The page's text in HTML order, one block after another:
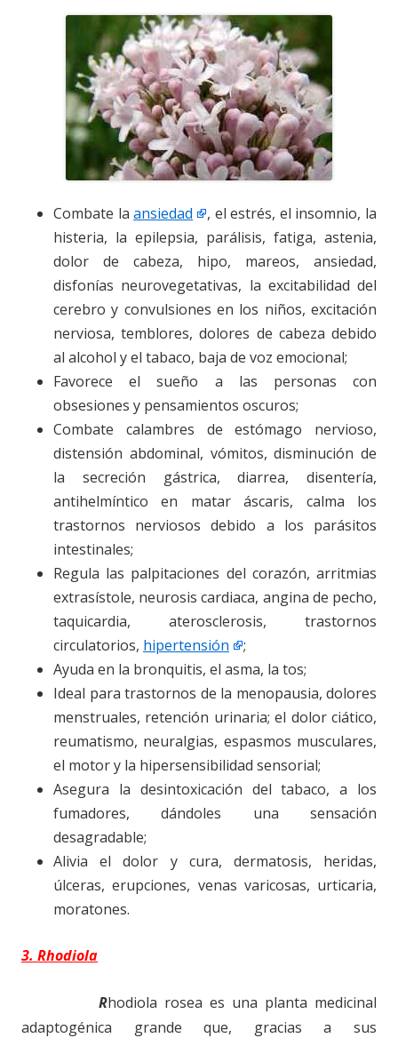
Combate laansiedad
, el estrés, el insomnio, la
histeria, la epilepsia, parálisis, fatiga, astenia,
dolor de cabeza, hipo, mareos, ansiedad,
disfonías neurovegetativas, la excitabilidad del
cerebro y convulsiones en los niños, excitación
nerviosa, temblores, dolores de cabeza debido
al alcohol y el tabaco, baja de voz emocional;
Favorece el sueño a las personas con
obsesiones y pensamientos oscuros;
Combate calambres de estómago nervioso,
distensión abdominal, vómitos, disminución de
la secreción gástrica, diarrea, disentería,
antihelmíntico en matar áscaris, calma los
trastornos nerviosos debido a los parásitos
intestinales;
Regula las palpitaciones del corazón, arritmias
extrasístole, neurosis cardiaca, angina de pecho,
taquicardia, aterosclerosis, trastornos
circulatorios, hipertensión
;
Ayuda en la bronquitis, el asma, la tos;
Ideal para trastornos de la menopausia, dolores
menstruales, retención urinaria; el dolor ciático,
reumatismo, neuralgias, espasmos musculares,
el motor y la hipersensibilidad sensorial;
Asegura la desintoxicación del tabaco, a los
fumadores, dándoles una sensación
desagradable;
Alivia el dolor y cura, dermatosis, heridas,
úlceras, erupciones, venas varicosas, urticaria,
moratones.
3. Rhodiola
Rhodiola rosea es una planta medicinal
adaptogénica grande que, gracias a sus